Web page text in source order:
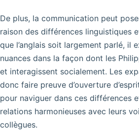
De plus, la communication peut
raison des différences linguistiques
que l’anglais soit largement parlé, il
nuances dans la façon dont les
et interagissent socialement. Les
donc faire preuve d’ouverture
pour naviguer dans ces différences
relations harmonieuses avec leurs
collègues.